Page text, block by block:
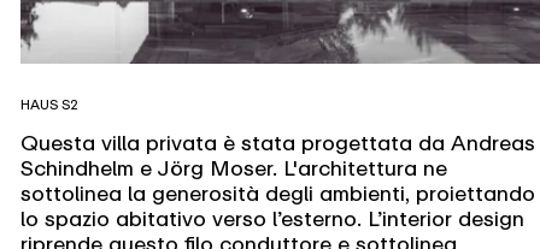
HAUS S2
Questa villa privata è stata progettata da Andreas
Schindhelm e Jörg Moser. L'architettura ne
sottolinea la generosità degli ambienti, proiettando
lo spazio abitativo verso l’esterno. L’interior design